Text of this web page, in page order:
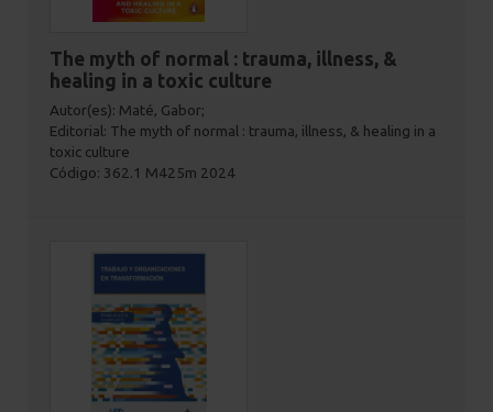
The myth of normal : trauma, illness, &
healing in a toxic culture
Autor(es): Maté, Gabor;
Editorial: The myth of normal : trauma, illness, & healing in a
toxic culture
Código: 362.1 M425m 2024